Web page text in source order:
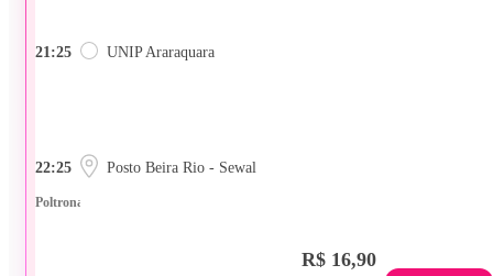
21:25 UNIP Araraquara
22:25 Posto Beira Rio - Sewal
Poltrona
R$ 16,90